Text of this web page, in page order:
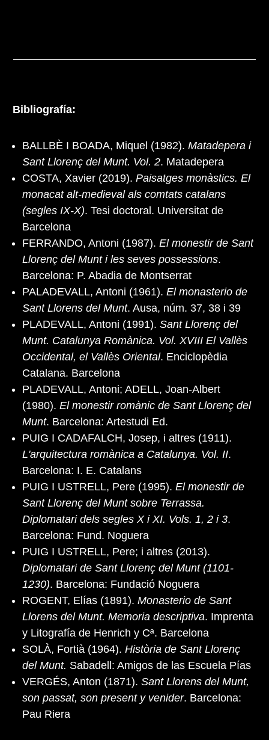
Bibliografía:
BALLBÈ I BOADA, Miquel (1982). Matadepera i
Sant Llorenç del Munt. Vol. 2. Matadepera
COSTA, Xavier (2019). Paisatges monàstics. El
monacat alt-medieval als comtats catalans
(segles IX-X). Tesi doctoral. Universitat de
Barcelona
FERRANDO, Antoni (1987). El monestir de Sant
Llorenç del Munt i les seves possessions.
Barcelona: P. Abadia de Montserrat
PALADEVALL, Antoni (1961). El monasterio de
Sant Llorens del Munt. Ausa, núm. 37, 38 i 39
PLADEVALL, Antoni (1991). Sant Llorenç del
Munt. Catalunya Romànica. Vol. XVIII El Vallès
Occidental, el Vallès Oriental. Enciclopèdia
Catalana. Barcelona
PLADEVALL, Antoni; ADELL, Joan-Albert
(1980). El monestir romànic de Sant Llorenç del
Munt. Barcelona: Artestudi Ed.
PUIG I CADAFALCH, Josep, i altres (1911).
L'arquitectura romànica a Catalunya. Vol. II.
Barcelona: I. E. Catalans
PUIG I USTRELL, Pere (1995). El monestir de
Sant Llorenç del Munt sobre Terrassa.
Diplomatari dels segles X i XI. Vols. 1, 2 i 3.
Barcelona: Fund. Noguera
PUIG I USTRELL, Pere; i altres (2013).
Diplomatari de Sant Llorenç del Munt (1101-
1230). Barcelona: Fundació Noguera
ROGENT, Elías (1891). Monasterio de Sant
Llorens del Munt. Memoria descriptiva. Imprenta
y Litografía de Henrich y Cª. Barcelona
SOLÀ, Fortià (1964). Història de Sant Llorenç
del Munt. Sabadell: Amigos de las Escuela Pías
VERGÉS, Anton (1871). Sant Llorens del Munt,
son passat, son present y venider. Barcelona:
Pau Riera